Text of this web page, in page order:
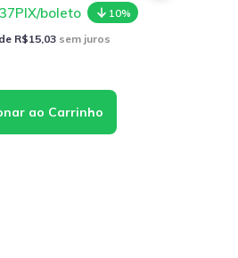
PIX/boleto
10%
R$15,03 sem juros